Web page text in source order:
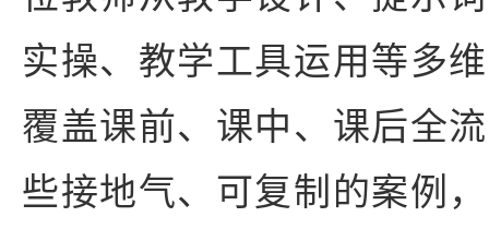
实操、教学工具运用等多
覆盖课前、课中、课后全
些接地气、可复制的案例